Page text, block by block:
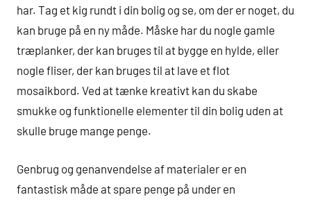
har. Tag et kig rundt i din bolig og se, om der er noget, du
kan bruge på en ny måde. Måske har du nogle gamle
træplanker, der kan bruges til at bygge en hylde, eller
nogle fliser, der kan bruges til at lave et flot
mosaikbord. Ved at tænke kreativt kan du skabe
smukke og funktionelle elementer til din bolig uden at
skulle bruge mange penge.
Genbrug og genanvendelse af materialer er en
fantastisk måde at spare penge på under en